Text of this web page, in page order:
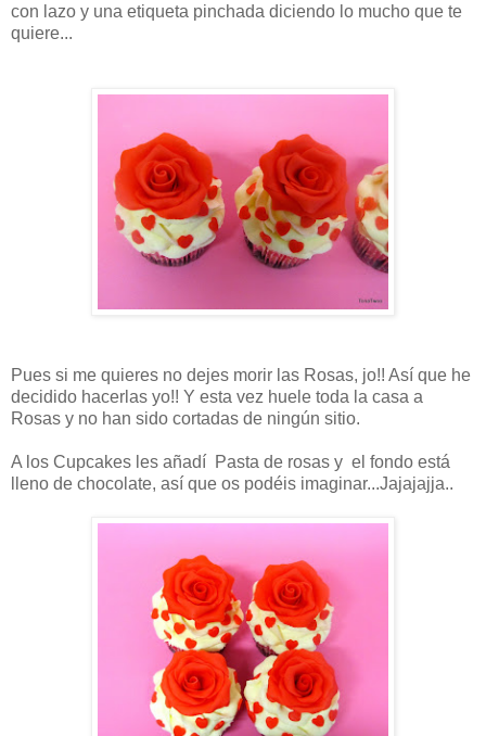
con lazo y una etiqueta pinchada diciendo lo mucho que te
quiere...
Pues si me quieres no dejes morir las Rosas, jo!! Así que he
decidido hacerlas yo!! Y esta vez huele toda la casa a
Rosas y no han sido cortadas de ningún sitio.
A los Cupcakes les añadí Pasta de rosas y el fondo está
lleno de chocolate, así que os podéis imaginar...Jajajajja..